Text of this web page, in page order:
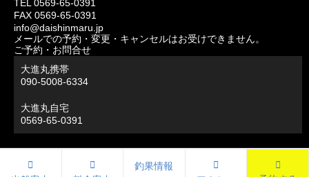
TEL 0569-65-0391
FAX 0569-65-0391
info@daishinmaru.jp
メールでの予約・変更・キャンセルはお受けできません。
ご予約・お問合せ
大進丸携帯
090-5008-6334
大進丸自宅
0569-65-0391
釣果情報